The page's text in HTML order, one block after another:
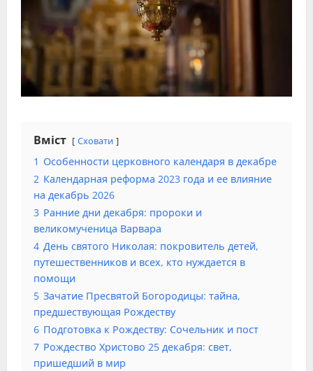
Вміст Сховати
1 Особенности церковного календаря в декабре
2 Календарная реформа 2023 года и ее влияние
на декабрь 2026
3 Ранние дни декабря: пророки и
великомученица Варвара
4 День святого Николая: покровитель детей,
путешественников и всех, кто нуждается в
помощи
5 Зачатие Пресвятой Богородицы: тайна,
предшествующая Рождеству
6 Подготовка к Рождеству: Сочельник и пост
7 Рождество Христово 25 декабря: свет,
пришедший в мир